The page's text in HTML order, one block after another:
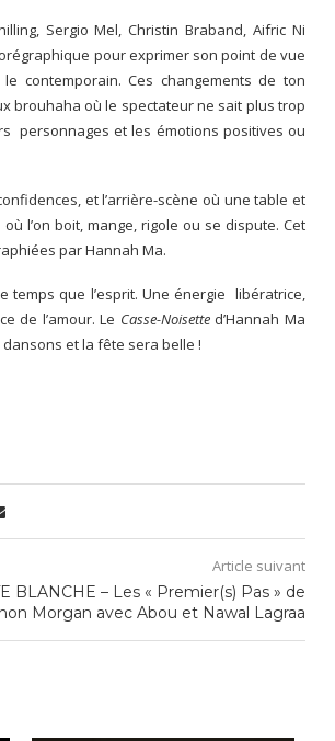
Sergio Mel, Christin Braband, Aifric Ni
pour exprimer son point de vue
contemporain. Ces changements de ton
brouhaha où le spectateur ne sait plus trop
personnages et les émotions positives ou
et l’arrière-scène où une table et
l’on boit, mange, rigole ou se dispute. Cet
par Hannah Ma.
temps que l’esprit. Une énergie libératrice,
de l’amour. Le Casse-Noisette d’Hannah Ma
et la fête sera belle !
Article suivant
BLANCHE – Les « Premier(s) Pas » de
Morgan avec Abou et Nawal Lagraa